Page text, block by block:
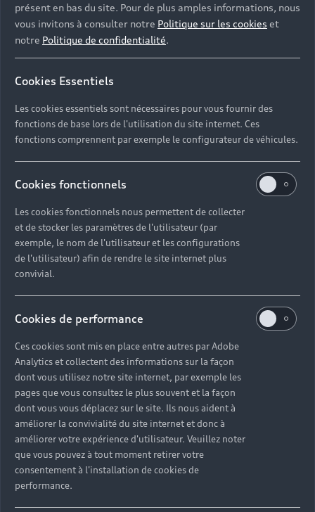
Les réponses à vos
questions
Découvrez les réponses à vos diverses questions
immédiatement disponibles avec Audi.
Découvrez toutes les catégories d’Audi d’occasion
Découvrez les déclinaisons sportives S et RS
Trouvez votre Partenaire Audi près de chez vous
Trouvez votre Audi d’occasion par modèle et par
ville
présent en bas du site. Pour de plus amples informations, nous
vous invitons à consulter notre Politique sur les cookies et
notre Politique de confidentialité.
Cookies Essentiels
Les cookies essentiels sont nécessaires pour vous fournir des
fonctions de base lors de l'utilisation du site internet. Ces
fonctions comprennent par exemple le configurateur de véhicules.
Cookies fonctionnels
Les cookies fonctionnels nous permettent de collecter
et de stocker les paramètres de l'utilisateur (par
exemple, le nom de l'utilisateur et les configurations
de l'utilisateur) afin de rendre le site internet plus
convivial.
Cookies de performance
Ces cookies sont mis en place entre autres par Adobe
Analytics et collectent des informations sur la façon
dont vous utilisez notre site internet, par exemple les
pages que vous consultez le plus souvent et la façon
dont vous vous déplacez sur le site. Ils nous aident à
améliorer la convivialité du site internet et donc à
améliorer votre expérience d'utilisateur. Veuillez noter
que vous pouvez à tout moment retirer votre
consentement à l'installation de cookies de
performance.